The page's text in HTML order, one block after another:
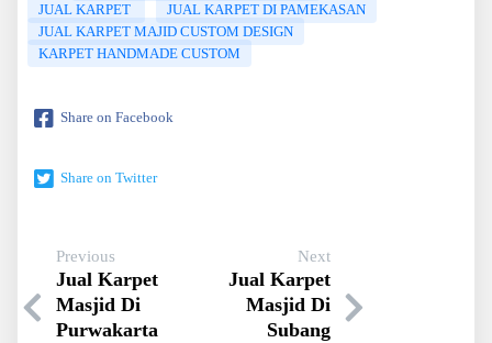
JUAL KARPET
JUAL KARPET DI PAMEKASAN
JUAL KARPET MAJID CUSTOM DESIGN
KARPET HANDMADE CUSTOM
Share on Facebook
Share on Twitter
Previous
Jual Karpet
Masjid Di
Purwakarta
Next
Jual Karpet
Masjid Di
Subang